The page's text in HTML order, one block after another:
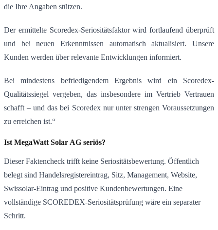
die Ihre Angaben stützen.
Der ermittelte Scoredex-Seriositätsfaktor wird fortlaufend überprüft
und bei neuen Erkenntnissen automatisch aktualisiert. Unsere
Kunden werden über relevante Entwicklungen informiert.
Bei mindestens befriedigendem Ergebnis wird ein Scoredex-
Qualitätssiegel vergeben, das insbesondere im Vertrieb Vertrauen
schafft – und das bei Scoredex nur unter strengen Voraussetzungen
zu erreichen ist.“
Ist MegaWatt Solar AG seriös?
Dieser Faktencheck trifft keine Seriositätsbewertung. Öffentlich
belegt sind Handelsregistereintrag, Sitz, Management, Website,
Swissolar-Eintrag und positive Kundenbewertungen. Eine
vollständige SCOREDEX-Seriositätsprüfung wäre ein separater
Schritt.